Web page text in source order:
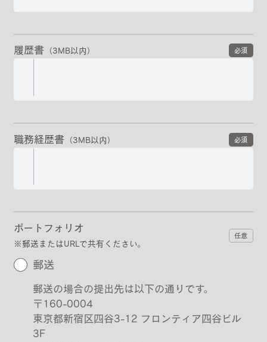
履歴書（3MB以内） 必須
職務経歴書（3MB以内） 必須
ポートフォリオ
※郵送またはURLで共有ください。
任意
郵送
郵送の場合の提出先は以下の通りです。
〒160-0004
東京都新宿区四谷3-12 フロンティア四谷ビル
3F